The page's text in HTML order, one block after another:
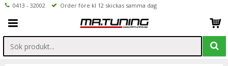
0413 - 32002 Order före kl 12 skickas samma dag